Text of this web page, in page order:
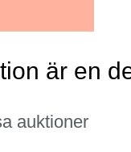
är en
auktioner